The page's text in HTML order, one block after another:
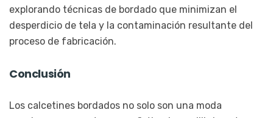
explorando técnicas de bordado que minimizan el
desperdicio de tela y la contaminación resultante del
proceso de fabricación.
Conclusión
Los calcetines bordados no solo son una moda